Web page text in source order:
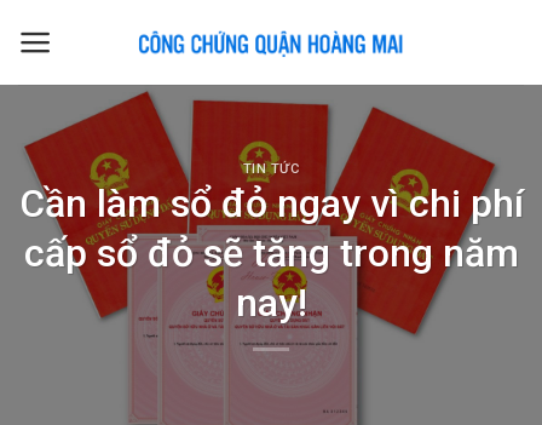
TIN TỨC
Cần làm sổ đỏ ngay vì chi phí
cấp sổ đỏ sẽ tăng trong năm
nay!